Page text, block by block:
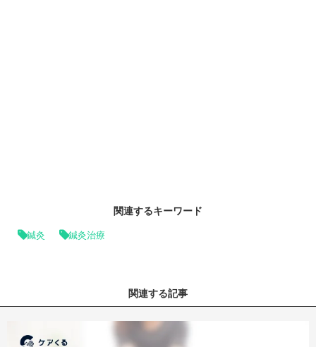
関連するキーワード
鍼灸 鍼灸治療
関連する記事